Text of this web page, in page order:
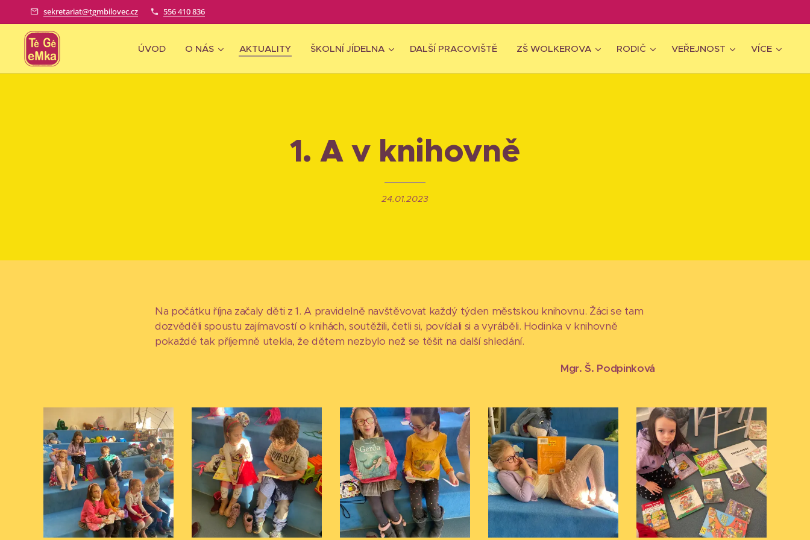
sekretariat@tgmbilovec.cz 556 410 836
ÚVOD O NÁS AKTUALITY ŠKOLNÍ JÍDELNA DALŠÍ PRACOVIŠTĚ ZŠ WOLKEROVA RODIČ VEŘEJNOST VÍCE
1. A v knihovně
24.01.2023
Na počátku října začaly děti z 1. A pravidelně navštěvovat každý týden městskou knihovnu. Žáci se tam
dozvěděli spoustu zajímavostí o knihách, soutěžili, četli si, povídali si a vyráběli. Hodinka v knihovně
pokaždé tak příjemně utekla, že dětem nezbylo než se těšit na další shledání.
Mgr. Š. Podpinková